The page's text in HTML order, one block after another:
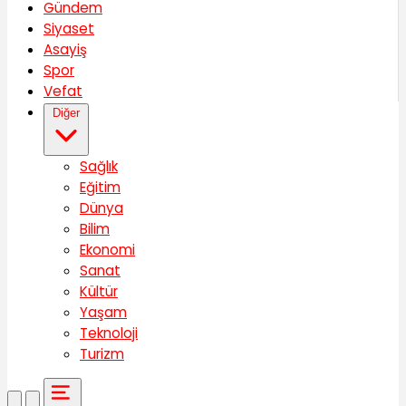
Gündem
Siyaset
Asayiş
Spor
Vefat
Diğer
Sağlık
Eğitim
Dünya
Bilim
Ekonomi
Sanat
Kültür
Yaşam
Teknoloji
Turizm